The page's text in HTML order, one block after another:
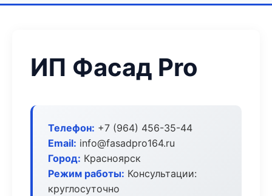
ИП Фасад Pro
Телефон: +7 (964) 456-35-44
Email: info@fasadpro164.ru
Город: Красноярск
Режим работы: Консультации:
круглосуточно